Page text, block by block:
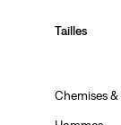
Tailles
Chemises